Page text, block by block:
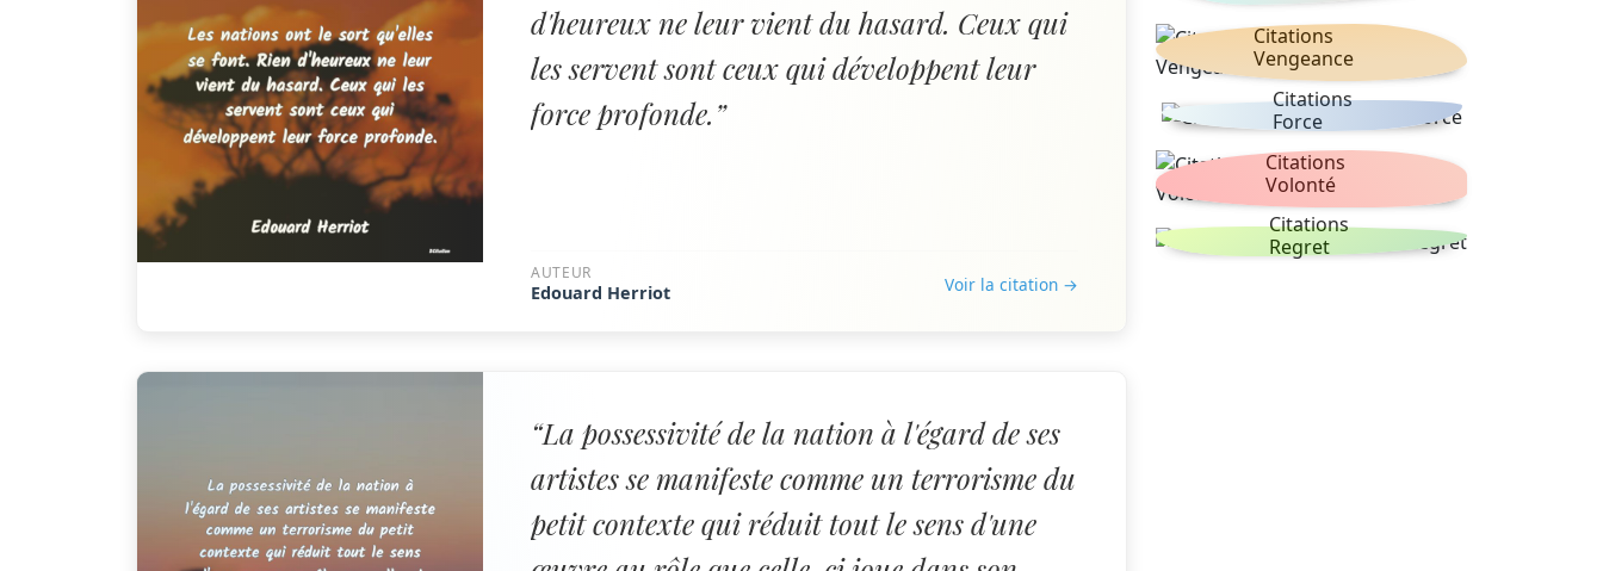
d'heureux ne leur vient du hasard. Ceux qui
les servent sont ceux qui développent leur
force profonde.”
AUTEUR
Edouard Herriot Voir la citation →
“La possessivité de la nation à l'égard de ses
artistes se manifeste comme un terrorisme du
petit contexte qui réduit tout le sens d'une
Citations
Vengeance
Citations
Force
Citations
Volonté
Citations
Regret